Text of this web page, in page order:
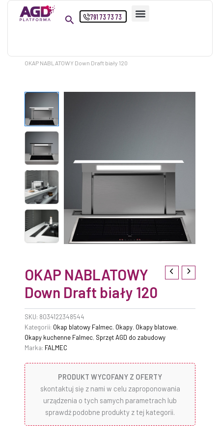
Przejdź
791 73 73 73
OKAP NABLATOWY Down Draft biały 120
OKAP NABLATOWY
Down Draft biały 120
SKU: 8034122348544
Kategorii: Okap blatowy Falmec, Okapy, Okapy blatowe,
Okapy kuchenne Falmec, Sprzęt AGD do zabudowy
Marka: FALMEC
PRODUKT WYCOFANY Z OFERTY
skontaktuj się z nami w celu zaproponowania
urządzenia o tych samych parametrach lub
sprawdź podobne produkty z tej kategorii.